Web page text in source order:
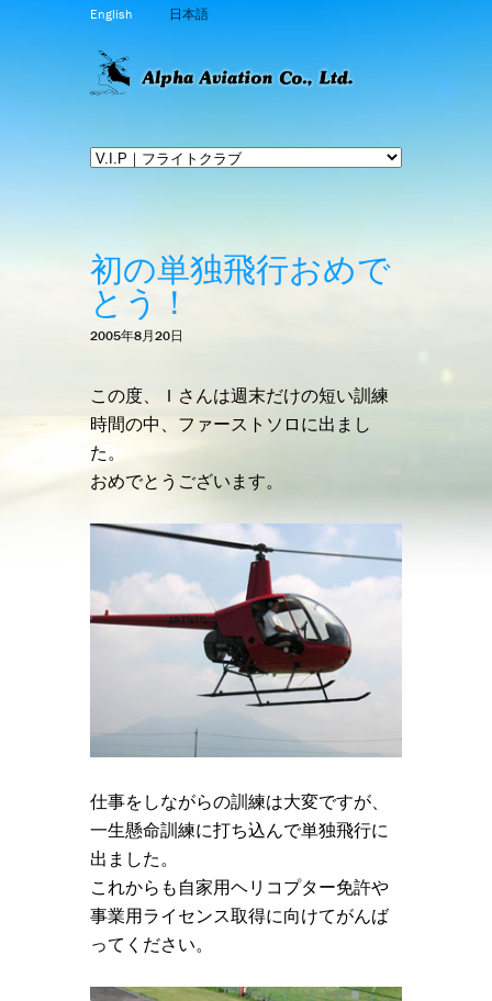
English 日本語
初の単独飛行おめで
とう！
2005年8月20日
この度、Ｉさんは週末だけの短い訓練
時間の中、ファーストソロに出まし
た。
おめでとうございます。
仕事をしながらの訓練は大変ですが、
一生懸命訓練に打ち込んで単独飛行に
出ました。
これからも自家用ヘリコプター免許や
事業用ライセンス取得に向けてがんば
ってください。